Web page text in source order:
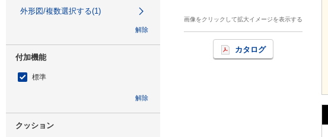
外形図/複数選択する(1)
解除
付加機能
標準
解除
クッション
画像をクリックして拡大イメージを表示する
カタログ